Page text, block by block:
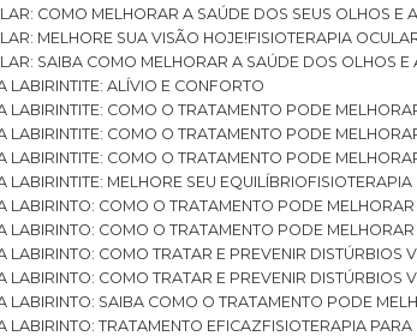
COMO MELHORAR A SAÚDE DOS SEUS OLHOS E
MELHORE SUA VISÃO HOJE!
FISIOTERAPIA
SAIBA COMO MELHORAR A SAÚDE DOS OLHOS
LABIRINTITE: ALÍVIO E CONFORTO
LABIRINTITE: COMO O TRATAMENTO PODE
LABIRINTITE: COMO O TRATAMENTO PODE
LABIRINTITE: COMO O TRATAMENTO PODE
LABIRINTITE: MELHORE SEU EQUILÍBRIO
LABIRINTO: COMO O TRATAMENTO PODE
LABIRINTO: COMO O TRATAMENTO PODE
LABIRINTO: COMO TRATAR E PREVENIR DISTÚRBIOS
LABIRINTO: COMO TRATAR E PREVENIR DISTÚRBIOS
LABIRINTO: SAIBA COMO O TRATAMENTO PODE
LABIRINTO: TRATAMENTO EFICAZ FISIOTERAPIA